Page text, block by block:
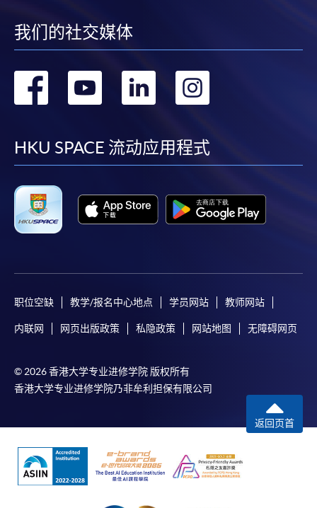
我们的社交媒体
转
facebook
转
youtube
转
linkedin
转
HKU SPACE 流动应用程式
职位空缺 教学/报名中心地点 学员网站 教师网站
内联网 网页出版政策 私隐政策 网站地图 无障碍网页
© 2026 香港大学专业进修学院 版权所有
香港大学专业进修学院乃非牟利担保有限公司
返回页首